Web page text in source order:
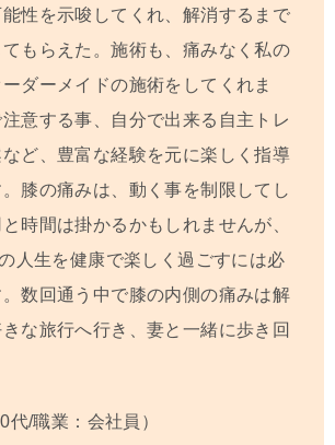
性を示唆してくれ、 解消するまで
もらえた。施術も、痛みなく私の
ダーメイドの施術をしてくれま
意する事、
自分で出来る自主トレ
ど、 豊富な経験を元に楽しく指導
膝の痛みは、動く事を制限してし
時間は掛かるかもしれませんが、
人生を健康で楽しく過ごすには必
数回通う中で膝の内側の痛みは解
な旅行へ行き、妻と一緒に歩き 回
代/職業：会社員）